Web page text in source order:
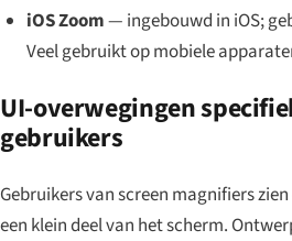
iOS Zoom— ingebouwd in iOS;
Veel gebruikt op mobiele
UI-overwegingen
gebruikers
Gebruikers van screen magnifiers
een klein deel van het scherm.